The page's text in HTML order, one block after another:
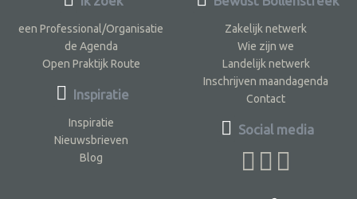
een Professional/Organisatie
de Agenda
Open Praktijk Route
Inspiratie
Inspiratie
Nieuwsbrieven
Blog
Zakelijk netwerk
Wie zijn we
Landelijk netwerk
Inschrijven maandagenda
Contact
Social media